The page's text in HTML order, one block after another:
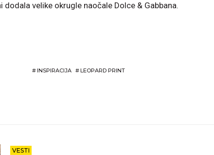
dodala velike okrugle naočale Dolce & Gabbana.
#INSPIRACIJA #LEOPARD PRINT
VESTI